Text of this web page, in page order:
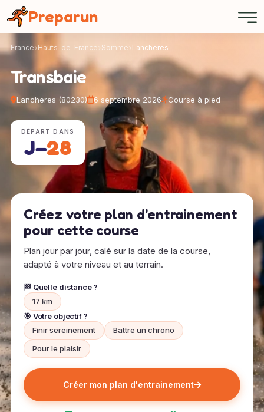
Preparun
France Hauts-de-France Somme Lancheres
Transbaie
Lancheres (80230) 6 septembre 2026 Course à pied
DÉPART DANS
J−28
Créez votre plan d'entrainement
pour cette course
Plan jour par jour, calé sur la date de la course,
adapté à votre niveau et au terrain.
🏁 Quelle distance ?
17 km
🎯 Votre objectif ?
Finir sereinement
Battre un chrono
Pour le plaisir
Créer mon plan d'entrainement
Panneau de gestion des cookies